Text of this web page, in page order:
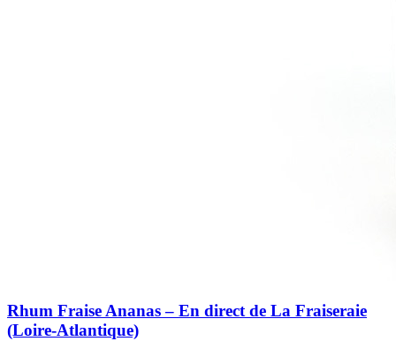
Rhum Fraise Ananas – En direct de La Fraiseraie
(Loire-Atlantique)